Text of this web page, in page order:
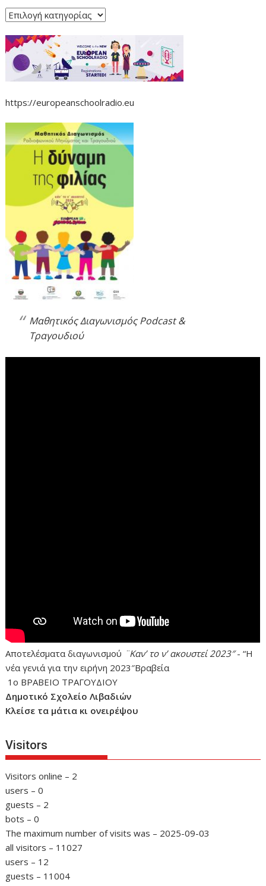
Κατηγορίες
https://europeanschoolradio.eu
Μαθητικός Διαγωνισμός Podcast &
Τραγουδιού
Αποτελέσματα διαγωνισμού ¨Καν’ το ν’ ακουστεί 2023″- “Η
νέα γενιά για την ειρήνη 2023″Βραβεία
1ο ΒΡΑΒΕΙΟ ΤΡΑΓΟΥΔΙΟΥ
Δημοτικό Σχολείο Λιβαδιών
Κλείσε τα μάτια κι ονειρέψου
Visitors
Visitors online – 2
users – 0
guests – 2
bots – 0
The maximum number of visits was – 2025-09-03
all visitors – 11027
users – 12
guests – 11004